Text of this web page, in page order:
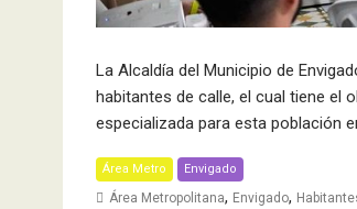
La Alcaldía del Municipio de
habitantes de calle, el cual tiene el
especializada para esta población
Área Metro Envigado
Área Metropolitana, Envigado,